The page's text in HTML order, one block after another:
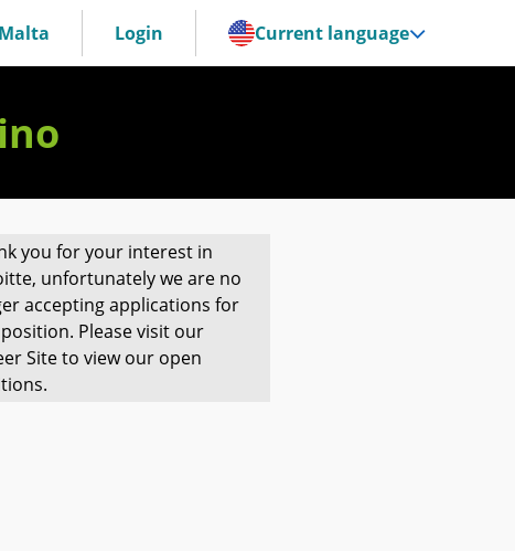
Malta Login Current language
you for your interest in
unfortunately we are no
accepting applications for
Please visit our
Site to view our open